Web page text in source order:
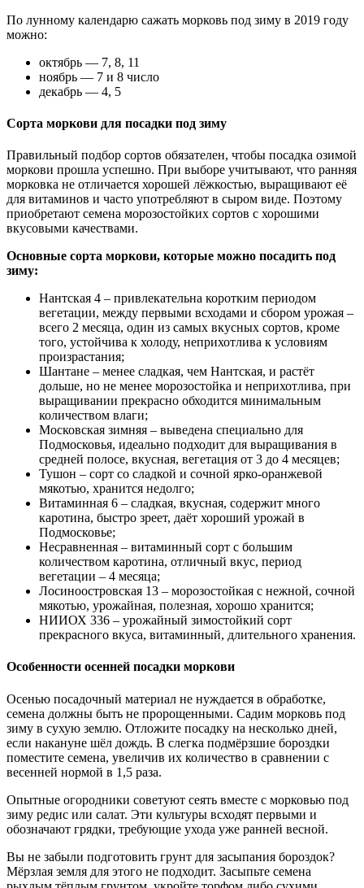
По лунному календарю сажать морковь под зиму в 2019 году
можно:
октябрь — 7, 8, 11
ноябрь — 7 и 8 число
декабрь — 4, 5
Сорта моркови для посадки под зиму
Правильный подбор сортов обязателен, чтобы посадка озимой
моркови прошла успешно. При выборе учитывают, что ранняя
морковка не отличается хорошей лёжкостью, выращивают её
для витаминов и часто употребляют в сыром виде. Поэтому
приобретают семена морозостойких сортов с хорошими
вкусовыми качествами.
Основные сорта моркови, которые можно посадить под
зиму:
Нантская 4 – привлекательна коротким периодом
вегетации, между первыми всходами и сбором урожая –
всего 2 месяца, один из самых вкусных сортов, кроме
того, устойчива к холоду, неприхотлива к условиям
произрастания;
Шантане – менее сладкая, чем Нантская, и растёт
дольше, но не менее морозостойка и неприхотлива, при
выращивании прекрасно обходится минимальным
количеством влаги;
Московская зимняя – выведена специально для
Подмосковья, идеально подходит для выращивания в
средней полосе, вкусная, вегетация от 3 до 4 месяцев;
Тушон – сорт со сладкой и сочной ярко-оранжевой
мякотью, хранится недолго;
Витаминная 6 – сладкая, вкусная, содержит много
каротина, быстро зреет, даёт хороший урожай в
Подмосковье;
Несравненная – витаминный сорт с большим
количеством каротина, отличный вкус, период
вегетации – 4 месяца;
Лосиноостровская 13 – морозостойкая с нежной, сочной
мякотью, урожайная, полезная, хорошо хранится;
НИИОХ 336 – урожайный зимостойкий сорт
прекрасного вкуса, витаминный, длительного хранения.
Особенности осенней посадки моркови
Осенью посадочный материал не нуждается в обработке,
семена должны быть не пророщенными. Садим морковь под
зиму в сухую землю. Отложите посадку на несколько дней,
если накануне шёл дождь. В слегка подмёрзшие бороздки
поместите семена, увеличив их количество в сравнении с
весенней нормой в 1,5 раза.
Опытные огородники советуют сеять вместе с морковью под
зиму редис или салат. Эти культуры всходят первыми и
обозначают грядки, требующие ухода уже ранней весной.
Вы не забыли подготовить грунт для засыпания бороздок?
Мёрзлая земля для этого не подходит. Засыпьте семена